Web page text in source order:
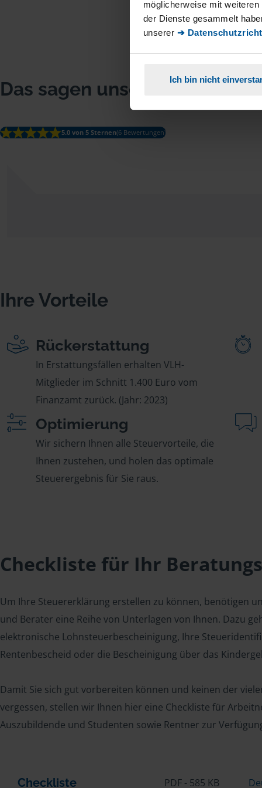
möglicherweise mit
der Dienste gesammelt
unserer ➔
Ich bin nicht
Das sagen unsere Mitglieder
5.0 von 5 Sternen(6 Bewertungen)
Ihre Vorteile
Rückerstattung
In Erstattungsfällen erhalten VLH-
Mitglieder im Schnitt 1.400 Euro vom
Finanzamt zurück. (Jahr: 2023)
Optimierung
Wir sichern Ihnen alle Steuervorteile, die
Ihnen zustehen, und holen das optimale
Steuerergebnis für Sie raus.
Checkliste für Ihr
Um Ihre Steuererklärung erstellen zu können, benötigen
und Berater eine Reihe von Unterlagen von Ihnen. Dazu
elektronische Lohnsteuerbescheinigung, Ihre
Rentenbescheid oder die Bescheinigung über das
Damit Sie sich gut vorbereiten können und keinen der
vergessen, stellen wir Ihnen hier eine Checkliste für
Auszubildende und Studenten sowie Rentner zur
Checkliste PDF - 585 KB